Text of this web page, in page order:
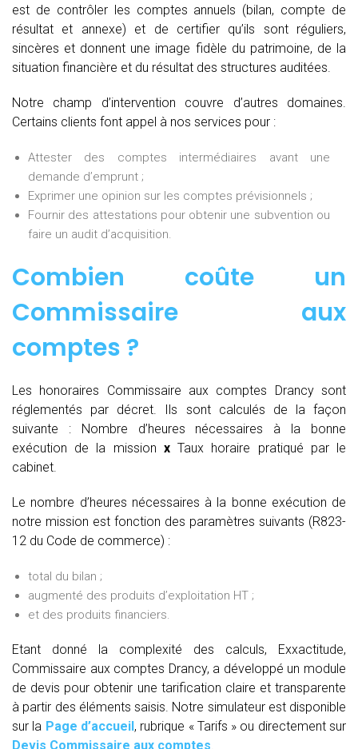
est de contrôler les comptes annuels (bilan, compte de
résultat et annexe) et de certifier qu’ils sont réguliers,
sincères et donnent une image fidèle du patrimoine, de la
situation financière et du résultat des structures auditées.
Notre champ d’intervention couvre d’autres domaines.
Certains clients font appel à nos services pour :
Attester des comptes intermédiaires avant une
demande d’emprunt ;
Exprimer une opinion sur les comptes prévisionnels ;
Fournir des attestations pour obtenir une subvention ou
faire un audit d’acquisition.
Combien coûte un
Commissaire aux
comptes ?
Les honoraires Commissaire aux comptes Drancy sont
réglementés par décret. Ils sont calculés de la façon
suivante :
Nombre d’heures nécessaires à la bonne
exécution de la mission xTaux horaire pratiqué par le
cabinet.
Le nombre d’heures nécessaires à la bonne exécution de
notre mission est fonction des paramètres suivants (R823-
12 du Code de commerce) :
total du bilan ;
augmenté des produits d’exploitation HT ;
et des produits financiers.
Etant donné la complexité des calculs, Exxactitude,
Commissaire aux comptes Drancy, a développé un module
de devis pour obtenir une tarification claire et transparente
à partir des éléments saisis. Notre simulateur est disponible
sur la Page d’accueil, rubrique « Tarifs » ou directement sur
Devis Commissaire aux comptes.